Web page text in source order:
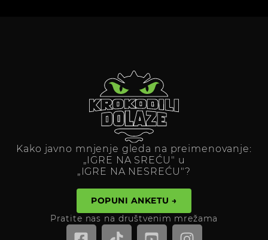
Kako javno mnjenje gleda na preimenovanje:
„IGRE NA SREĆU" u
„IGRE NA NESREĆU"?
POPUNI ANKETU →
Pratite nas na društvenim mrežama